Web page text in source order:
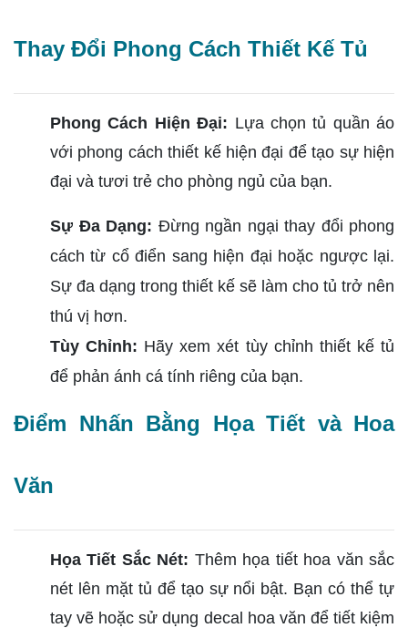
Thay Đổi Phong Cách Thiết Kế Tủ
Phong Cách Hiện Đại: Lựa chọn tủ quần áo
với phong cách thiết kế hiện đại để tạo sự hiện
đại và tươi trẻ cho phòng ngủ của bạn.
Sự Đa Dạng: Đừng ngần ngại thay đổi phong
cách từ cổ điển sang hiện đại hoặc ngược lại.
Sự đa dạng trong thiết kế sẽ làm cho tủ trở nên
thú vị hơn.
Tùy Chỉnh: Hãy xem xét tùy chỉnh thiết kế tủ
để phản ánh cá tính riêng của bạn.
Điểm Nhấn Bằng Họa Tiết và Hoa
Văn
Họa Tiết Sắc Nét: Thêm họa tiết hoa văn sắc
nét lên mặt tủ để tạo sự nổi bật. Bạn có thể tự
tay vẽ hoặc sử dụng decal hoa văn để tiết kiệm